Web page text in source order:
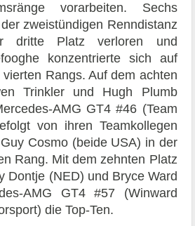
vorarbeiten. Sechs
zweistündigen Renndistanz
dritte Platz verloren und
konzentrierte sich auf
Rangs. Auf dem achten
Trinkler und Hugh Plumb
AMG GT4 #46 (Team
von ihren Teamkollegen
Cosmo (beide USA) in der
Rang. Mit dem zehnten Platz
Dontje (NED) und Bryce Ward
AMG GT4 #57 (Winward
die Top-Ten.